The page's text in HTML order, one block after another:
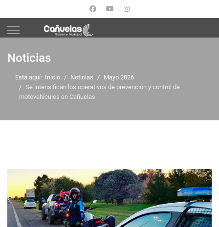
Noticias
Está aquí: Inicio Noticias
Mayo 2026
Se intensifican los operativos de prevención y control de
motovehículos en Cañuelas